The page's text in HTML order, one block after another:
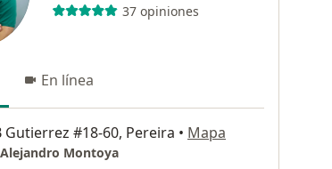
37 opiniones
En línea
Gutierrez #18-60, Pereira • Mapa
Montoya